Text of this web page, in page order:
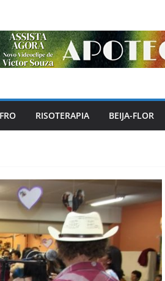
RISOTERAPIA BEIJA-FLOR